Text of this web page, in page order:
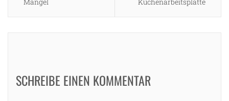
SCHREIBE EINEN KOMMENTAR